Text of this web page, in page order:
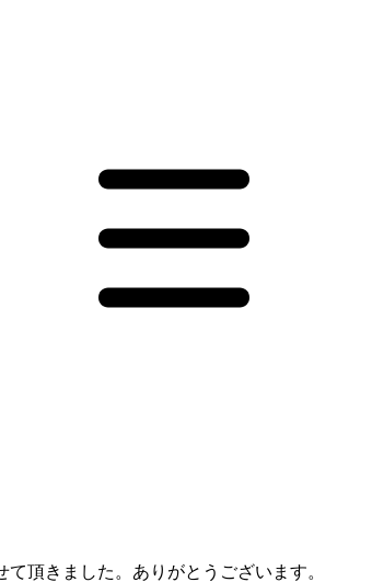
頂きました。ありがとうございます。